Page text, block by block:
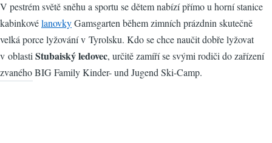
V pestrém světě sněhu a sportu se dětem nabízí přímo u horní stanice
kabinkovélanovkyGamsgarten během zimních prázdnin skutečně
velká porce lyžování v Tyrolsku. Kdo se chce naučit dobře lyžovat
v oblasti Stubaiský ledovec, určitě zamíří se svými rodiči do zařízení
zvaného BIG Family Kinder- und Jugend Ski-Camp.